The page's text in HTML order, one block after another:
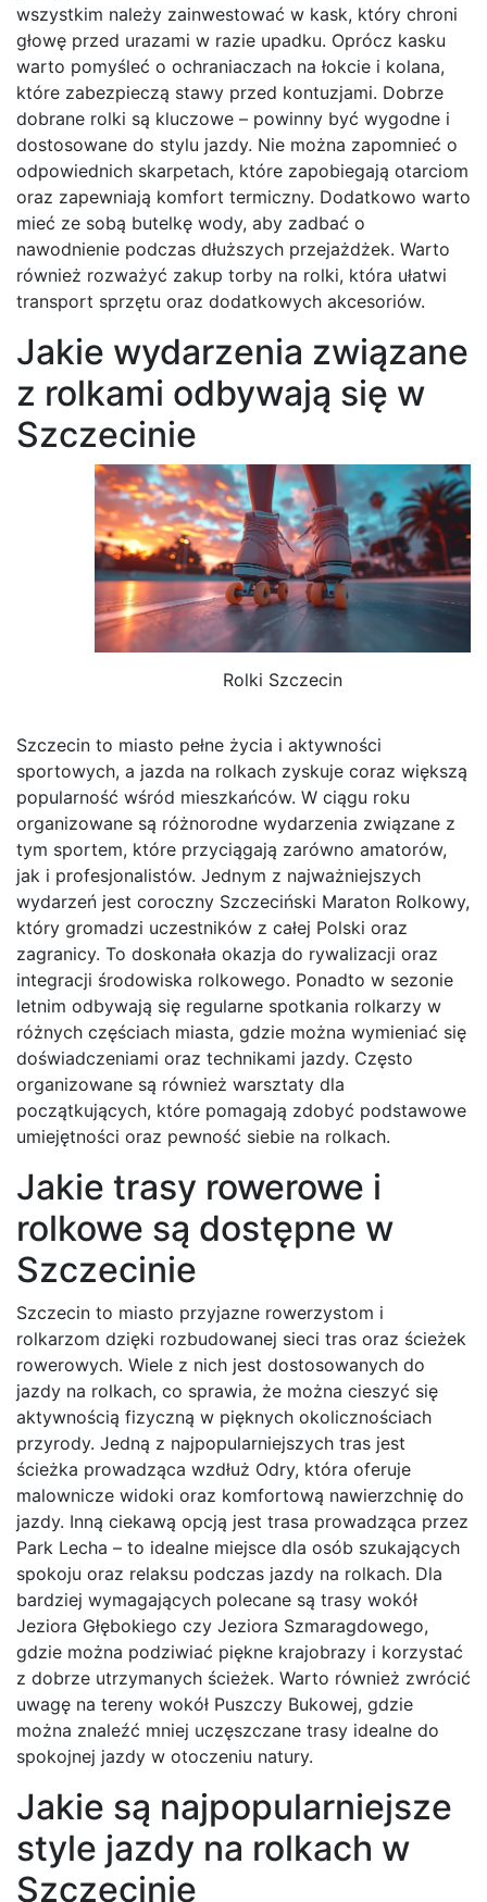
wszystkim należy zainwestować w kask, który chroni
głowę przed urazami w razie upadku. Oprócz kasku
warto pomyśleć o ochraniaczach na łokcie i kolana,
które zabezpieczą stawy przed kontuzjami. Dobrze
dobrane rolki są kluczowe – powinny być wygodne i
dostosowane do stylu jazdy. Nie można zapomnieć o
odpowiednich skarpetach, które zapobiegają otarciom
oraz zapewniają komfort termiczny. Dodatkowo warto
mieć ze sobą butelkę wody, aby zadbać o
nawodnienie podczas dłuższych przejażdżek. Warto
również rozważyć zakup torby na rolki, która ułatwi
transport sprzętu oraz dodatkowych akcesoriów.
Jakie wydarzenia związane
z rolkami odbywają się w
Szczecinie
Rolki Szczecin
Szczecin to miasto pełne życia i aktywności
sportowych, a jazda na rolkach zyskuje coraz większą
popularność wśród mieszkańców. W ciągu roku
organizowane są różnorodne wydarzenia związane z
tym sportem, które przyciągają zarówno amatorów,
jak i profesjonalistów. Jednym z najważniejszych
wydarzeń jest coroczny Szczeciński Maraton Rolkowy,
który gromadzi uczestników z całej Polski oraz
zagranicy. To doskonała okazja do rywalizacji oraz
integracji środowiska rolkowego. Ponadto w sezonie
letnim odbywają się regularne spotkania rolkarzy w
różnych częściach miasta, gdzie można wymieniać się
doświadczeniami oraz technikami jazdy. Często
organizowane są również warsztaty dla
początkujących, które pomagają zdobyć podstawowe
umiejętności oraz pewność siebie na rolkach.
Jakie trasy rowerowe i
rolkowe są dostępne w
Szczecinie
Szczecin to miasto przyjazne rowerzystom i
rolkarzom dzięki rozbudowanej sieci tras oraz ścieżek
rowerowych. Wiele z nich jest dostosowanych do
jazdy na rolkach, co sprawia, że można cieszyć się
aktywnością fizyczną w pięknych okolicznościach
przyrody. Jedną z najpopularniejszych tras jest
ścieżka prowadząca wzdłuż Odry, która oferuje
malownicze widoki oraz komfortową nawierzchnię do
jazdy. Inną ciekawą opcją jest trasa prowadząca przez
Park Lecha – to idealne miejsce dla osób szukających
spokoju oraz relaksu podczas jazdy na rolkach. Dla
bardziej wymagających polecane są trasy wokół
Jeziora Głębokiego czy Jeziora Szmaragdowego,
gdzie można podziwiać piękne krajobrazy i korzystać
z dobrze utrzymanych ścieżek. Warto również zwrócić
uwagę na tereny wokół Puszczy Bukowej, gdzie
można znaleźć mniej uczęszczane trasy idealne do
spokojnej jazdy w otoczeniu natury.
Jakie są najpopularniejsze
style jazdy na rolkach w
Szczecinie